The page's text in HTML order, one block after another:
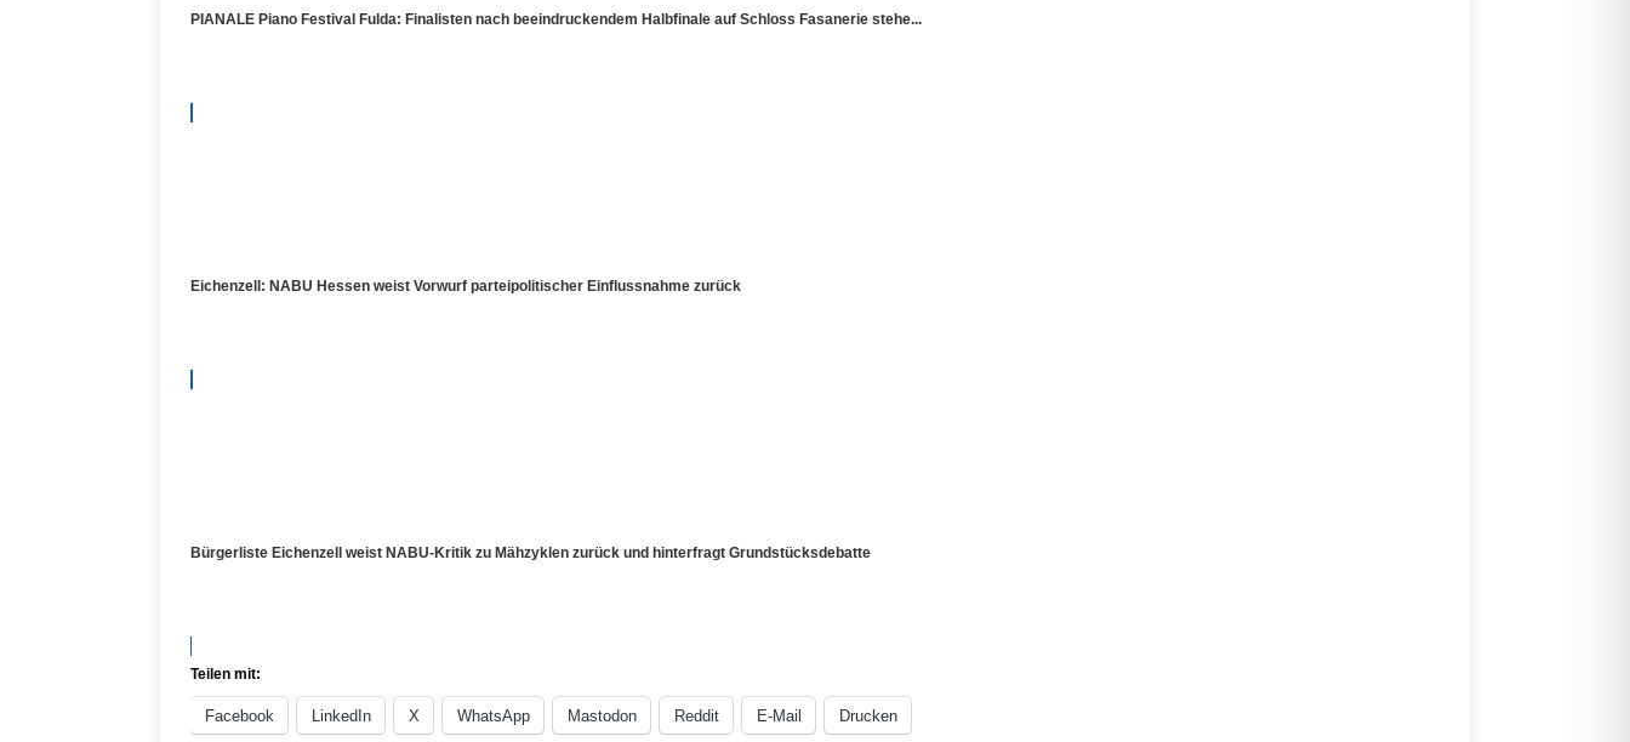
PIANALE Piano Festival Fulda: Finalisten nach beeindruckendem Halbfinale auf Schloss Fasanerie stehe...
Eichenzell: NABU Hessen weist Vorwurf parteipolitischer Einflussnahme zurück
Bürgerliste Eichenzell weist NABU-Kritik zu Mähzyklen zurück und hinterfragt Grundstücksdebatte
Teilen mit:
Facebook LinkedIn X WhatsApp Mastodon Reddit E-Mail Drucken